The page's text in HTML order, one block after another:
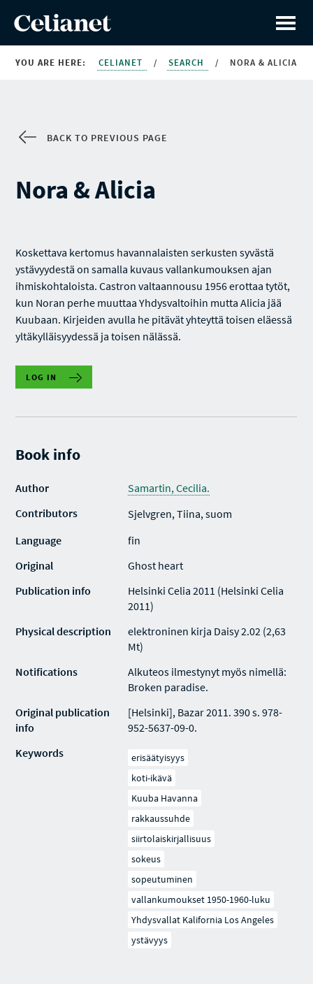
YOU ARE HERE: CELIANET / SEARCH / NORA & ALICIA
BACK TO PREVIOUS PAGE
Nora & Alicia
Koskettava kertomus havannalaisten serkusten syvästä
ystävyydestä on samalla kuvaus vallankumouksen ajan
ihmiskohtaloista. Castron valtaannousu 1956 erottaa tytöt,
kun Noran perhe muuttaa Yhdysvaltoihin mutta Alicia jää
Kuubaan. Kirjeiden avulla he pitävät yhteyttä toisen eläessä
yltäkylläisyydessä ja toisen nälässä.
LOG IN
Book info
Author
Samartin, Cecilia.
Contributors
Sjelvgren, Tiina, suom
Language
fin
Original
Ghost heart
Publication info
Helsinki Celia 2011 (Helsinki Celia
2011)
Physical description
elektroninen kirja Daisy 2.02 (2,63
Mt)
Notifications
Alkuteos ilmestynyt myös nimellä:
Broken paradise.
Original publication
info
[Helsinki], Bazar 2011. 390 s. 978-
952-5637-09-0.
Keywords
erisäätyisyys
koti-ikävä
Kuuba Havanna
rakkaussuhde
siirtolaiskirjallisuus
sokeus
sopeutuminen
vallankumoukset 1950-1960-luku
Yhdysvallat Kalifornia Los Angeles
ystävyys